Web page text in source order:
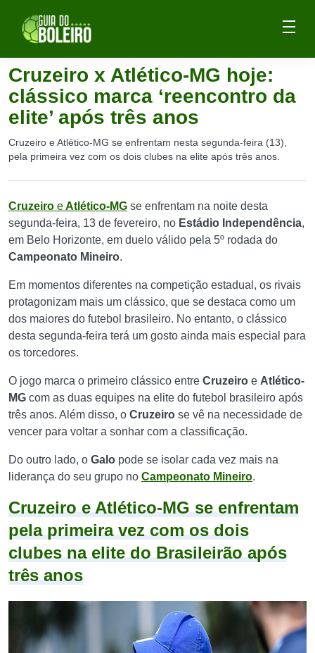
Cruzeiro x Atlético-MG hoje:
clássico marca ‘reencontro da
elite’ após três anos
Cruzeiro e Atlético-MG se enfrentam nesta segunda-feira (13),
pela primeira vez com os dois clubes na elite após três anos.
Cruzeiro eAtlético-MG se enfrentam na noite desta
segunda-feira, 13 de fevereiro, no Estádio Independência,
em Belo Horizonte, em duelo válido pela 5º rodada do
Campeonato Mineiro.
Em momentos diferentes na competição estadual, os rivais
protagonizam mais um clássico, que se destaca como um
dos maiores do futebol brasileiro. No entanto, o clássico
desta segunda-feira terá um gosto ainda mais especial para
os torcedores.
O jogo marca o primeiro clássico entre Cruzeiro e Atlético-
MG com as duas equipes na elite do futebol brasileiro após
três anos. Além disso, o Cruzeiro se vê na necessidade de
vencer para voltar a sonhar com a classificação.
Do outro lado, o Galo pode se isolar cada vez mais na
liderança do seu grupo no Campeonato Mineiro.
Cruzeiro e Atlético-MG se enfrentam
pela primeira vez com os dois
clubes na elite do Brasileirão após
três anos